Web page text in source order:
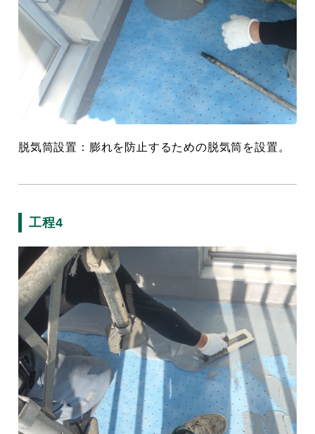
脱気筒設置：膨れを防止するための脱気筒を設置。
工程4